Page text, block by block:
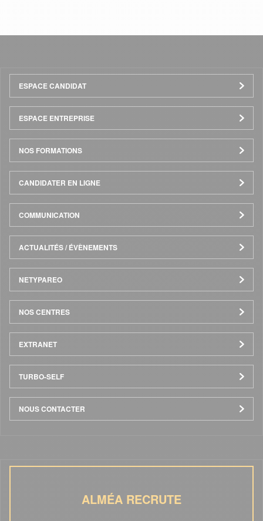
Menu
Pied
de
page
ESPACE CANDIDAT
ESPACE ENTREPRISE
NOS FORMATIONS
CANDIDATER EN LIGNE
COMMUNICATION
ACTUALITÉS / ÉVÈNEMENTS
NETYPAREO
NOS CENTRES
EXTRANET
TURBO-SELF
NOUS CONTACTER
ALMÉA RECRUTE